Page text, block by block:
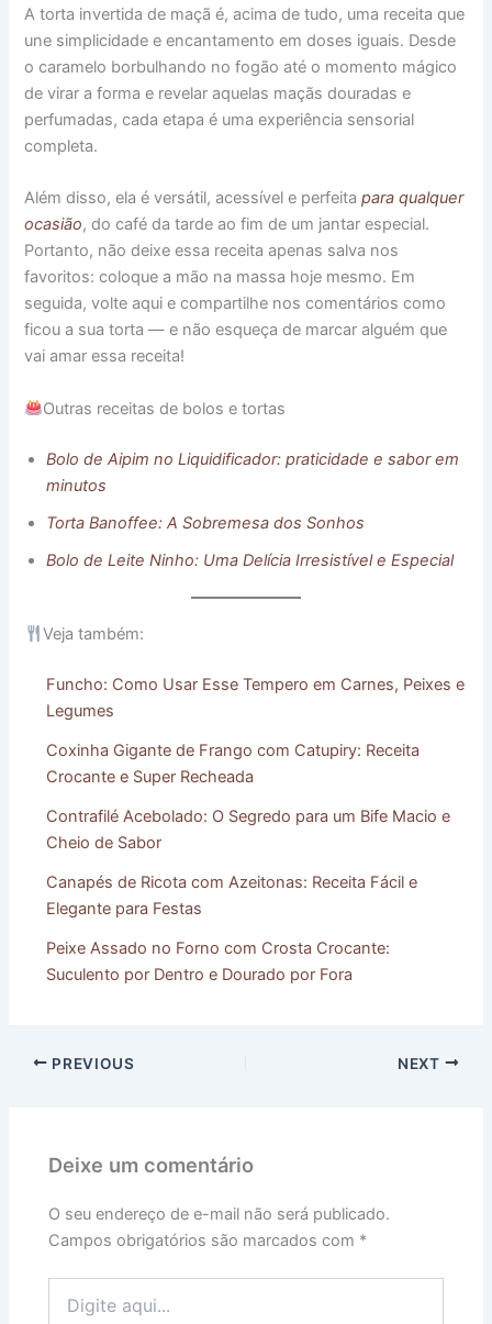
A torta invertida de maçã é, acima de tudo, uma receita que
une simplicidade e encantamento em doses iguais. Desde
o caramelo borbulhando no fogão até o momento mágico
de virar a forma e revelar aquelas maçãs douradas e
perfumadas, cada etapa é uma experiência sensorial
completa.
Além disso, ela é versátil, acessível e perfeitapara qualquer
ocasião, do café da tarde ao fim de um jantar especial.
Portanto, não deixe essa receita apenas salva nos
favoritos: coloque a mão na massa hoje mesmo. Em
seguida, volte aqui e compartilhe nos comentários como
ficou a sua torta — e não esqueça de marcar alguém que
vai amar essa receita!
Outras receitas de bolos e tortas
Bolo de Aipim no Liquidificador: praticidade e sabor em
minutos
Torta Banoffee: A Sobremesa dos Sonhos
Bolo de Leite Ninho: Uma Delícia Irresistível e Especial
Veja também:
Funcho: Como Usar Esse Tempero em Carnes, Peixes e
Legumes
Coxinha Gigante de Frango com Catupiry: Receita
Crocante e Super Recheada
Contrafilé Acebolado: O Segredo para um Bife Macio e
Cheio de Sabor
Canapés de Ricota com Azeitonas: Receita Fácil e
Elegante para Festas
Peixe Assado no Forno com Crosta Crocante:
Suculento por Dentro e Dourado por Fora
PREVIOUS NEXT
Deixe um comentário
O seu endereço de e-mail não será publicado.
Campos obrigatórios são marcados com *
aqui...